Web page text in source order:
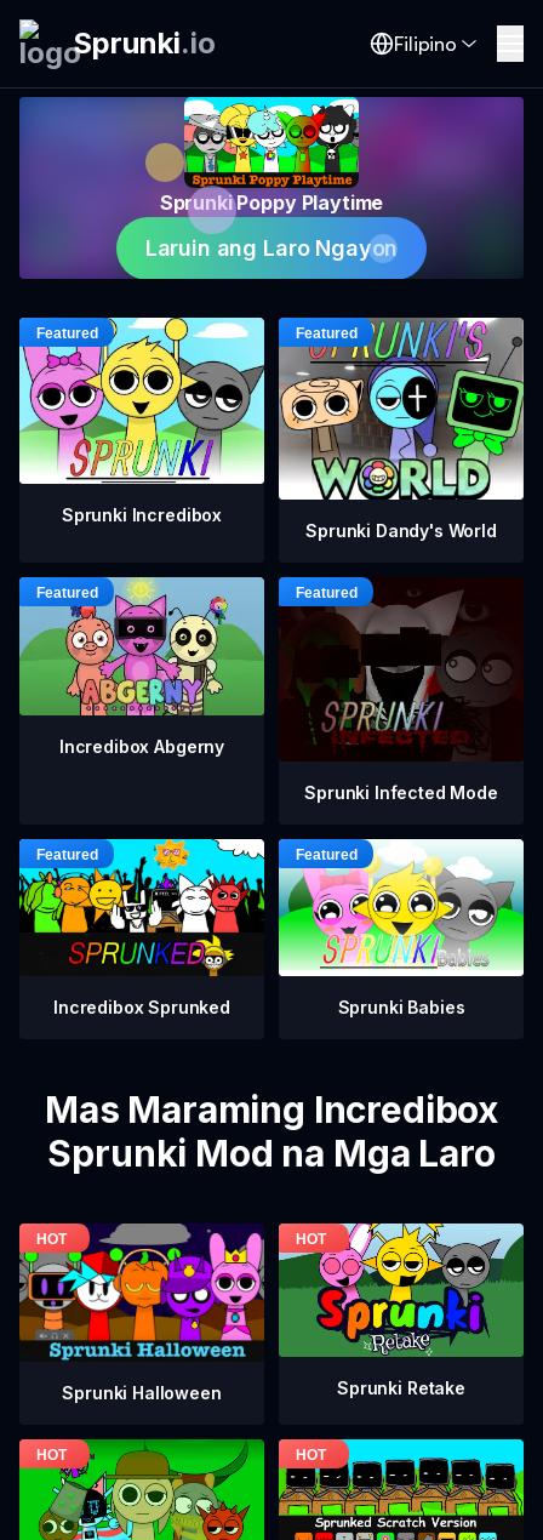
Sprunki.io Filipino
Sprunki Poppy Playtime
Laruin ang Laro Ngayon
Sprunki Incredibox
Sprunki Dandy's World
Incredibox Abgerny
Sprunki Infected Mode
Incredibox Sprunked Sprunki Babies
Mas Maraming Incredibox
Sprunki Mod na Mga Laro
Sprunki Halloween Sprunki Retake